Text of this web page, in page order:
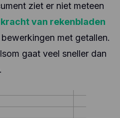
ziet er niet meteen
kracht van rekenbladen
met getallen.
gaat veel sneller dan